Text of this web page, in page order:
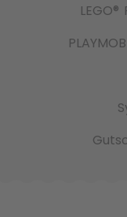
LEGO®